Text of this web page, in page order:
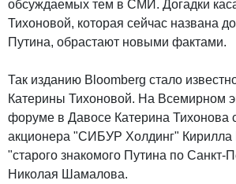
обсуждаемых тем в СМИ. Догадки
Тихоновой, которая сейчас названа
Путина, обрастают новыми фактами.
Так изданию Bloomberg стало
Катерины Тихоновой. На Всемирном
форуме в Давосе Катерина Тихонова
акционера "СИБУР Холдинг"
"старого знакомого Путина по Санкт-
Николая Шамалова.